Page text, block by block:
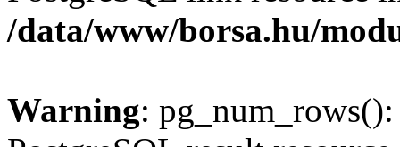
/data/www/borsa.hu/
Warning: